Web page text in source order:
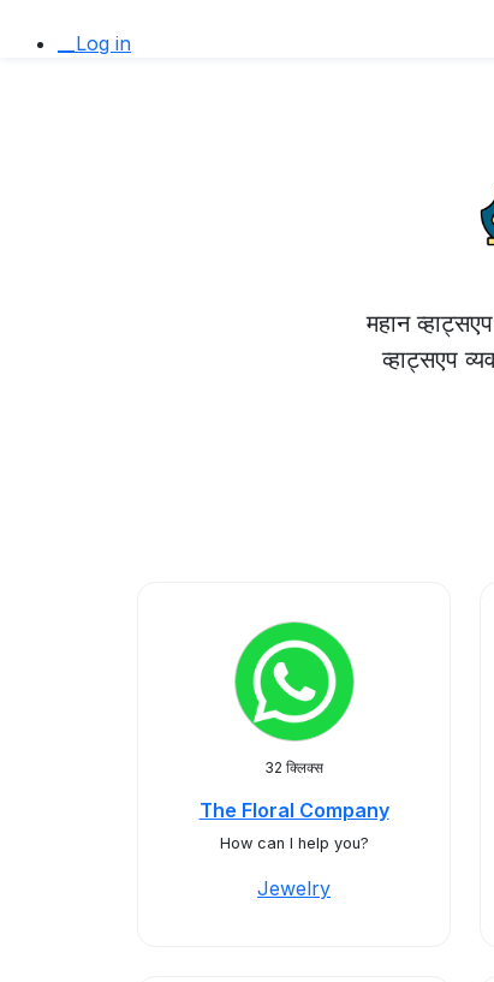
__Log in
महान
व्हाट्सएप
32 क्लिक्स
The Floral Company
How can I help you?
Jewelry